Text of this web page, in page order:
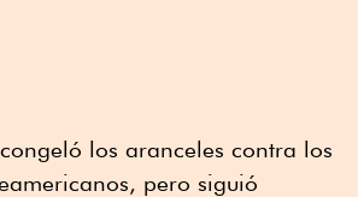
los aranceles contra los
pero siguió